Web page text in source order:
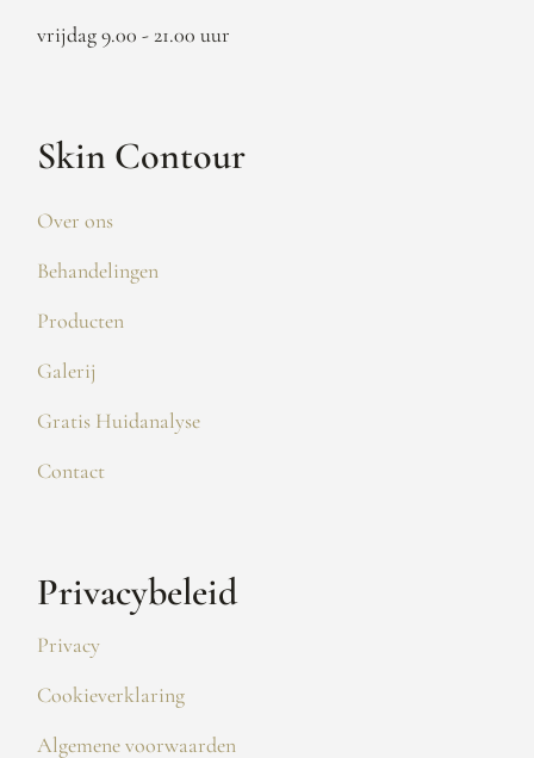
vrijdag 9.00 - 21.00 uur
Skin Contour
Over ons
Behandelingen
Producten
Galerij
Gratis Huidanalyse
Contact
Privacybeleid
Privacy
Cookieverklaring
Algemene voorwaarden